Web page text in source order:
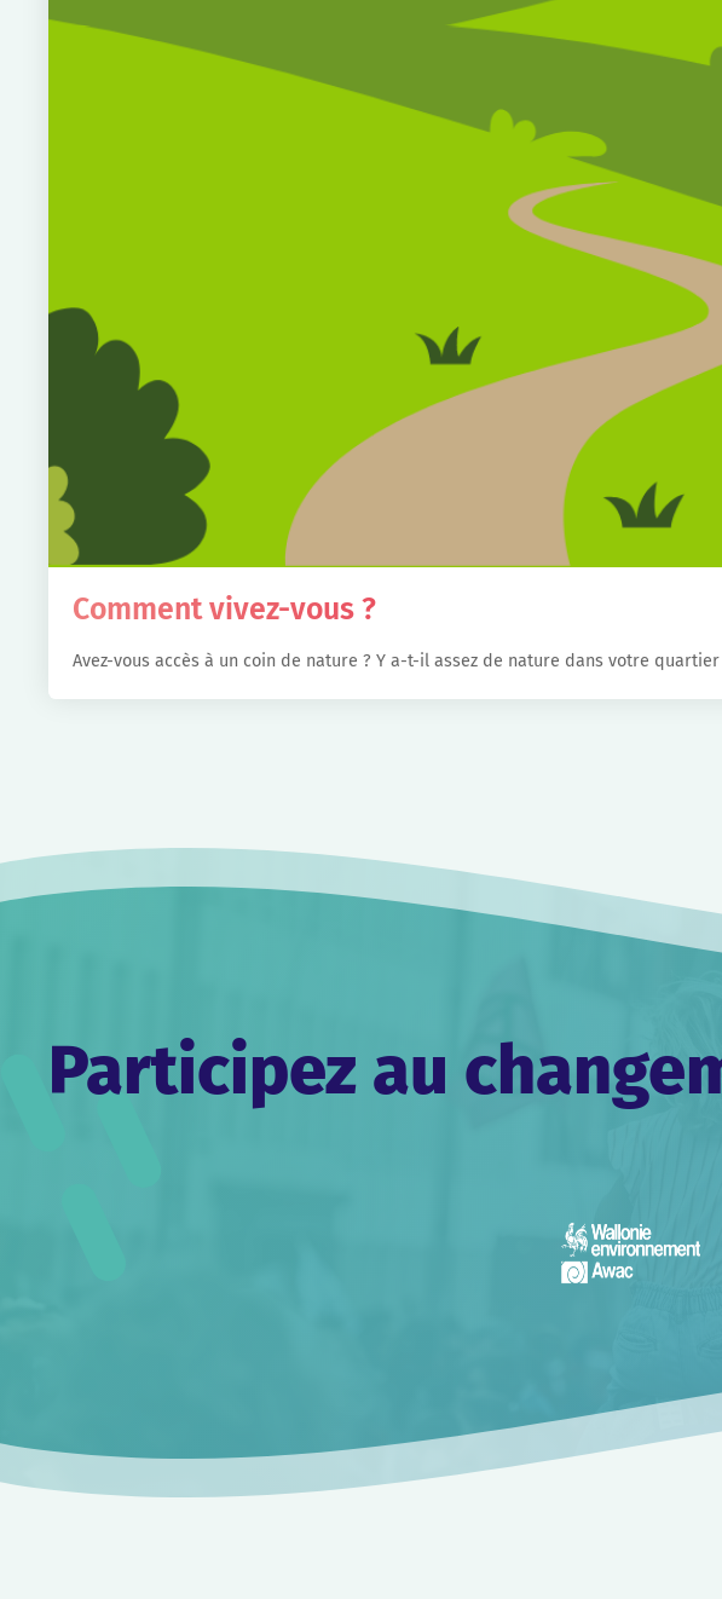
Comment vivez-vous ?
Avez-vous accès à un coin de nature ? Y a-t-il assez de nature dans votre
Participez au